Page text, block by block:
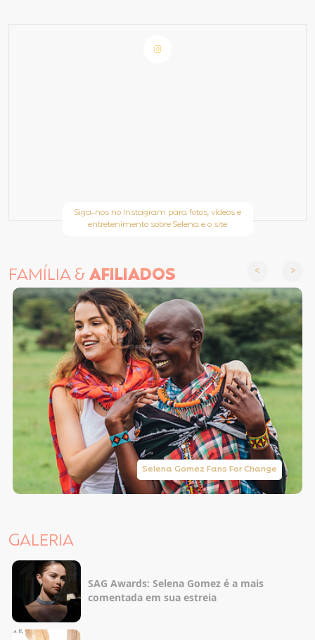
Siga-nos no Instagram para fotos, vídeos e
entretenimento sobre Selena e o site
FAMÍLIA &AFILIADOS
Selena Gomez Fans For Change
GALERIA
SAG Awards: Selena Gomez é a mais
comentada em sua estreia